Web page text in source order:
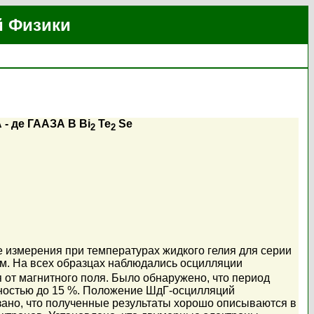
Физики
ГААЗА В Bi2 Te2 Se
при температурах жидкого гелия для серии
На всех образцах наблюдались осцилляции
магнитного поля. Было обнаружено, что период
до 15 %. Положение ШдГ-осцилляций
что полученные результаты хорошо описываются в